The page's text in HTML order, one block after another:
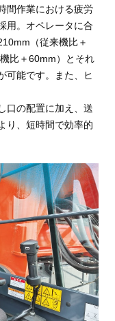
間作業における疲労
用。オペレータに合
（従来機比＋
比＋60mm）とそれ
可能です。また、ヒ
口の配置に加え、送
り、短時間で効率的